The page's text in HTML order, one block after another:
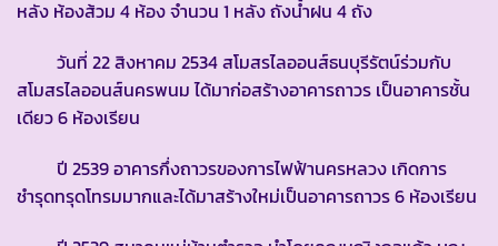
หลัง ห้องส้วม 4 ห้อง จำนวน 1 หลัง ถังน้ำฝน 4 ถัง
วันที่ 22 สิงหาคม 2534 สโมสรไลออนส์ธนบุรีรัตน์ร่วมกับ
สโมสรไลออนส์นครพนม ได้มาก่อสร้างอาคารถาวร เป็นอาคารชั้น
เดียว 6 ห้องเรียน
ปี 2539 อาคารกึ่งถาวรของการไฟฟ้านครหลวง เกิดการ
ชำรุดทรุดโทรมมากและได้มาสร้างใหม่เป็นอาคารถาวร 6 ห้องเรียน